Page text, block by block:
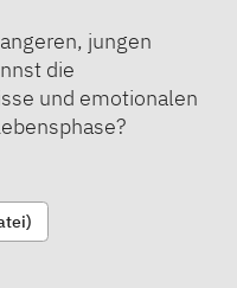
jungen
die
und emotionalen